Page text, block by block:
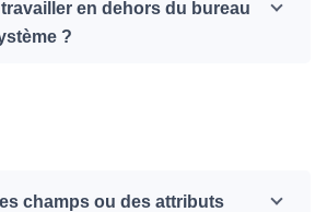
en dehors du bureau
?
champs ou des attributs